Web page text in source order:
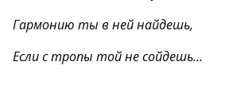
Гармонию ты в ней найдешь,
Если с тропы той не сойдешь…